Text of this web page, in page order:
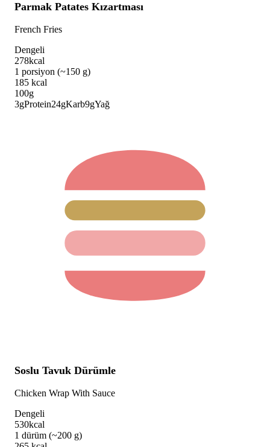
Parmak Patates Kızartması
French Fries
Dengeli
278kcal
1 porsiyon (~150 g)
185 kcal
100g
3gProtein24gKarb9gYağ
Soslu Tavuk Dürümle
Chicken Wrap With Sauce
Dengeli
530kcal
1 dürüm (~200 g)